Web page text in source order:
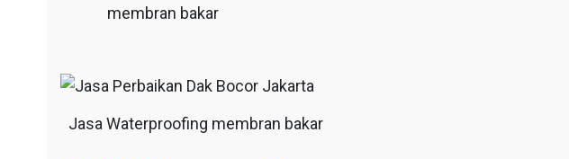
membran bakar
Jasa Waterproofing membran bakar